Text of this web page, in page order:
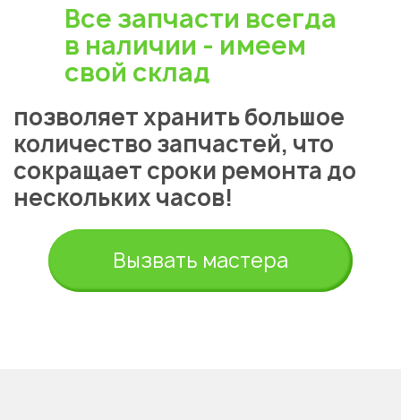
Все запчасти всегда
в наличии - имеем
свой склад
позволяет хранить большое
количество запчастей, что
сокращает сроки ремонта до
нескольких часов!
Вызвать мастера